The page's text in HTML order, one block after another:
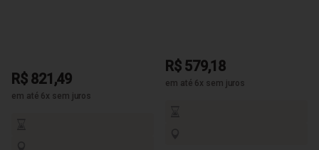
R$ 821,49
em até 6x sem juros
R$ 579,18
em até 6x sem juros